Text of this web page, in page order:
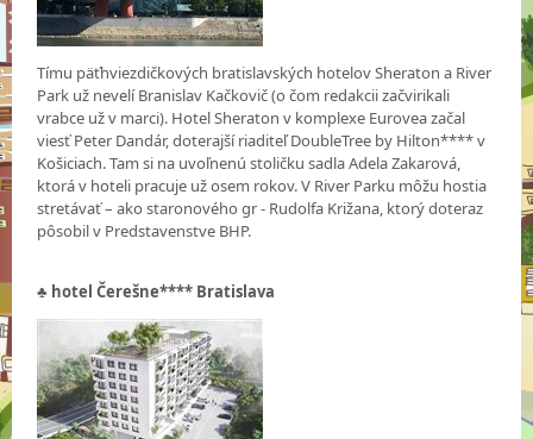
Tímu päťhviezdičkových bratislavských hotelov Sheraton a River
Park už nevelí Branislav Kačkovič (o čom redakcii začvirikali
vrabce už v marci). Hotel Sheraton v komplexe Eurovea začal
viesť Peter Dandár, doterajší riaditeľ DoubleTree by Hilton**** v
Košiciach. Tam si na uvoľnenú stoličku sadla Adela Zakarová,
ktorá v hoteli pracuje už osem rokov. V River Parku môžu hostia
stretávať – ako staronového gr - Rudolfa Križana, ktorý doteraz
pôsobil v Predstavenstve BHP.
♣ hotel Čerešne**** Bratislava